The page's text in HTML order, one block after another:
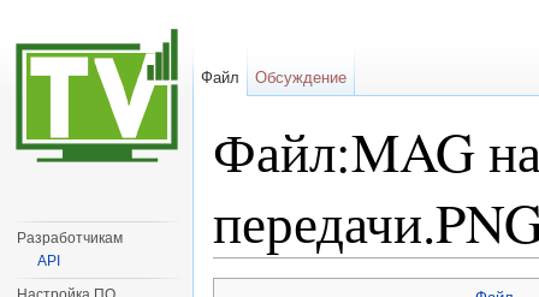
Файл:MAG
Файл Обсуждение
Разработчикам
API